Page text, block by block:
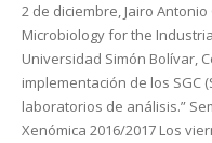
2 de diciembre, Jairo
Microbiology for the
Universidad Simón Bolívar,
implementación de los SGC
laboratorios de análisis.”
Xenómica 2016/2017 Los